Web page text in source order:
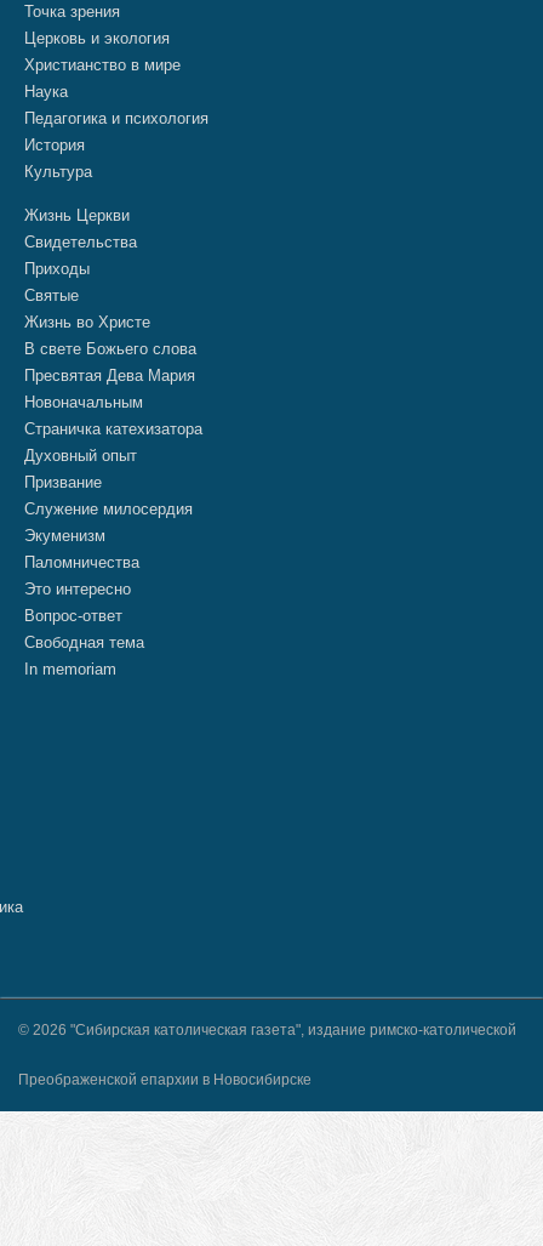
Точка зрения
Церковь и экология
Христианство в мире
Наука
Педагогика и психология
История
Культура
Жизнь Церкви
Свидетельства
Приходы
Святые
Жизнь во Христе
В свете Божьего слова
Пресвятая Дева Мария
Новоначальным
Страничка катехизатора
Духовный опыт
Призвание
Служение милосердия
Экуменизм
Паломничества
Это интересно
Вопрос-ответ
Свободная тема
In memoriam
© 2026 "Сибирская католическая газета", издание римско-католической
Преображенской епархии в Новосибирске